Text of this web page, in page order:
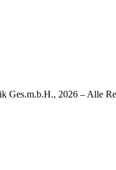
Ges.m.b.H., 2026 – Alle